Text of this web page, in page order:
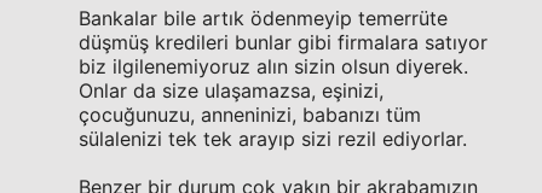
Bankalar bile artık ödenmeyip temerrüte
düşmüş kredileri bunlar gibi firmalara satıyor
biz ilgilenemiyoruz alın sizin olsun diyerek.
Onlar da size ulaşamazsa, eşinizi,
çocuğunuzu, anneninizi, babanızı tüm
sülalenizi tek tek arayıp sizi rezil ediyorlar.
Benzer bir durum çok yakın bir akrabamızın